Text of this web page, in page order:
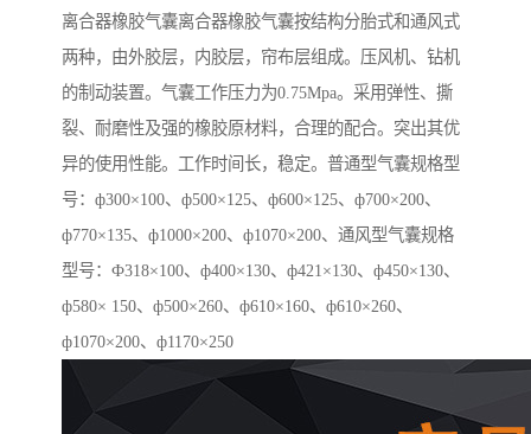
离合器橡胶气囊离合器橡胶气囊按结构分胎式和通风式
两种，由外胶层，内胶层，帘布层组成。压风机、钻机
的制动装置。气囊工作压力为0.75Mpa。采用弹性、撕
裂、耐磨性及强的橡胶原材料，合理的配合。突出其优
异的使用性能。工作时间长，稳定。普通型气囊规格型
号：ф300×100、ф500×125、ф600×125、ф700×200、
ф770×135、ф1000×200、ф1070×200、通风型气囊规格
型号：Ф318×100、ф400×130、ф421×130、ф450×130、
ф580× 150、ф500×260、ф610×160、ф610×260、
ф1070×200、ф1170×250